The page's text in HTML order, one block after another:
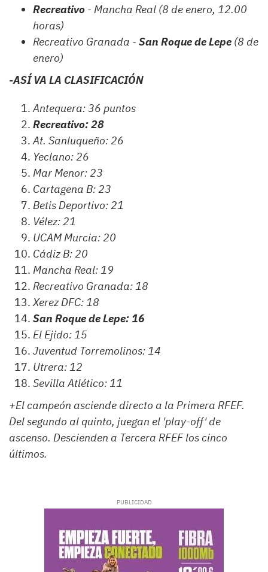
Recreativo - Mancha Real (8 de enero, 12.00
horas)
Recreativo Granada - San Roque de Lepe (8 de
enero)
-ASÍ VA LA CLASIFICACIÓN
Antequera: 36 puntos
Recreativo: 28
At. Sanluqueño: 26
Yeclano: 26
Mar Menor: 23
Cartagena B: 23
Betis Deportivo: 21
Vélez: 21
UCAM Murcia: 20
Cádiz B: 20
Mancha Real: 19
Recreativo Granada: 18
Xerez DFC: 18
San Roque de Lepe: 16
El Ejido: 15
Juventud Torremolinos: 14
Utrera: 12
Sevilla Atlético: 11
+El campeón asciende directo a la Primera RFEF.
Del segundo al quinto, juegan el 'play-off' de
ascenso. Descienden a Tercera RFEF los cinco
últimos.